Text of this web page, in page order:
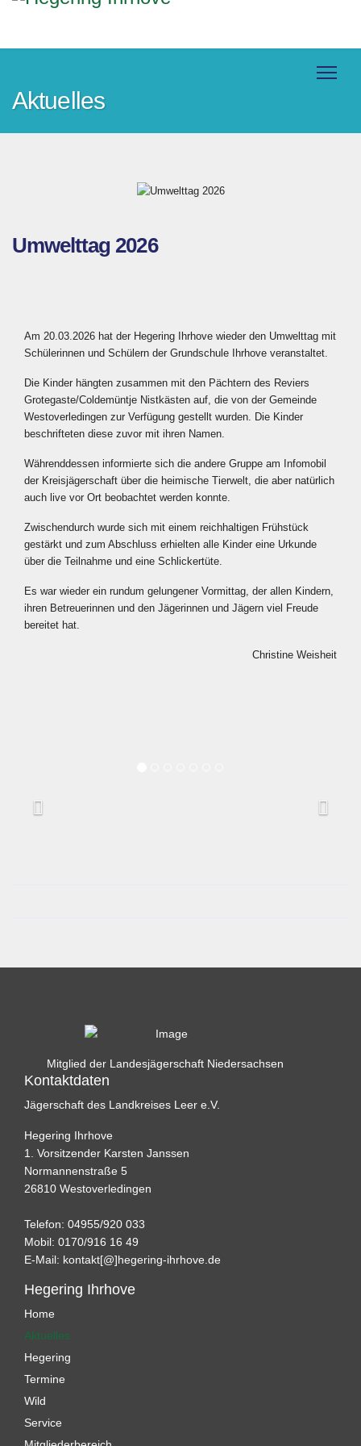
Aktuelles
Umwelttag 2026
Am 20.03.2026 hat der Hegering Ihrhove wieder den Umwelttag mit
Schülerinnen und Schülern der Grundschule Ihrhove veranstaltet.
Die Kinder hängten zusammen mit den Pächtern des Reviers
Grotegaste/Coldemüntje Nistkästen auf, die von der Gemeinde
Westoverledingen zur Verfügung gestellt wurden. Die Kinder
beschrifteten diese zuvor mit ihren Namen.
Währenddessen informierte sich die andere Gruppe am Infomobil
der Kreisjägerschaft über die heimische Tierwelt, die aber natürlich
auch live vor Ort beobachtet werden konnte.
Zwischendurch wurde sich mit einem reichhaltigen Frühstück
gestärkt und zum Abschluss erhielten alle Kinder eine Urkunde
über die Teilnahme und eine Schlickertüte.
Es war wieder ein rundum gelungener Vormittag, der allen Kindern,
ihren Betreuerinnen und den Jägerinnen und Jägern viel Freude
bereitet hat.
Christine Weisheit
Mitglied der Landesjägerschaft Niedersachsen
Kontaktdaten
Jägerschaft des Landkreises Leer e.V.
Hegering Ihrhove
1. Vorsitzender Karsten Janssen
Normannenstraße 5
26810 Westoverledingen
Telefon: 04955/920 033
Mobil: 0170/916 16 49
E-Mail: kontakt[@]hegering-ihrhove.de
Hegering Ihrhove
Home
Aktuelles
Hegering
Termine
Wild
Service